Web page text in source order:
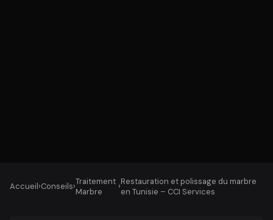
Accueil›Conseils›Traitement
Marbre
›Restauration et polissage du marbre
en Tunisie – CCI Services